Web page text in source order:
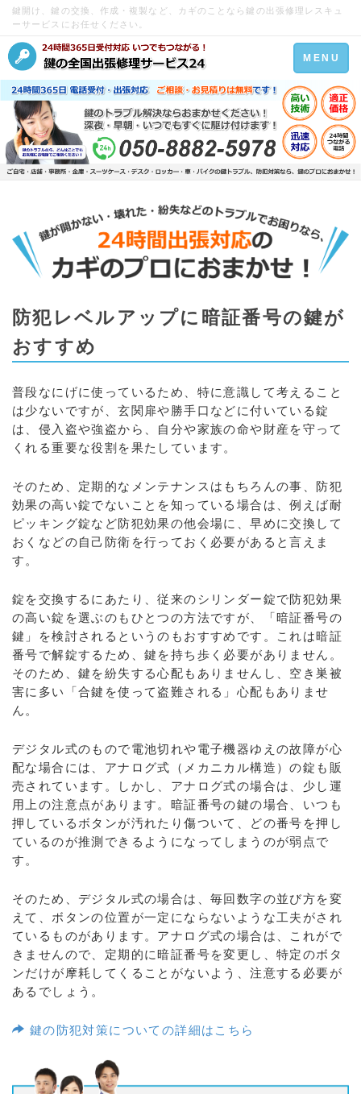
鍵開け、鍵の交換、作成・複製など、カギのことなら鍵の出張修理レスキュ
ーサービスにお任せください。
Toggle
navigation
MENU
防犯レベルアップに暗証番号の鍵が
おすすめ
普段なにげに使っているため、特に意識して考えること
は少ないですが、玄関扉や勝手口などに付いている錠
は、侵入盗や強盗から、自分や家族の命や財産を守って
くれる重要な役割を果たしています。
そのため、定期的なメンテナンスはもちろんの事、防犯
効果の高い錠でないことを知っている場合は、例えば耐
ピッキング錠など防犯効果の他会場に、早めに交換して
おくなどの自己防衛を行っておく必要があると言えま
す。
錠を交換するにあたり、従来のシリンダー錠で防犯効果
の高い錠を選ぶのもひとつの方法ですが、「暗証番号の
鍵」を検討されるというのもおすすめです。これは暗証
番号で解錠するため、鍵を持ち歩く必要がありません。
そのため、鍵を紛失する心配もありませんし、空き巣被
害に多い「合鍵を使って盗難される」心配もありませ
ん。
デジタル式のもので電池切れや電子機器ゆえの故障が心
配な場合には、アナログ式（メカニカル構造）の錠も販
売されています。しかし、アナログ式の場合は、少し運
用上の注意点があります。暗証番号の鍵の場合、いつも
押しているボタンが汚れたり傷ついて、どの番号を押し
ているのが推測できるようになってしまうのが弱点で
す。
そのため、デジタル式の場合は、毎回数字の並び方を変
えて、ボタンの位置が一定にならないような工夫がされ
ているものがあります。アナログ式の場合は、これがで
きませんので、定期的に暗証番号を変更し、特定のボタ
ンだけが摩耗してくることがないよう、注意する必要が
あるでしょう。
鍵の防犯対策についての詳細はこちら